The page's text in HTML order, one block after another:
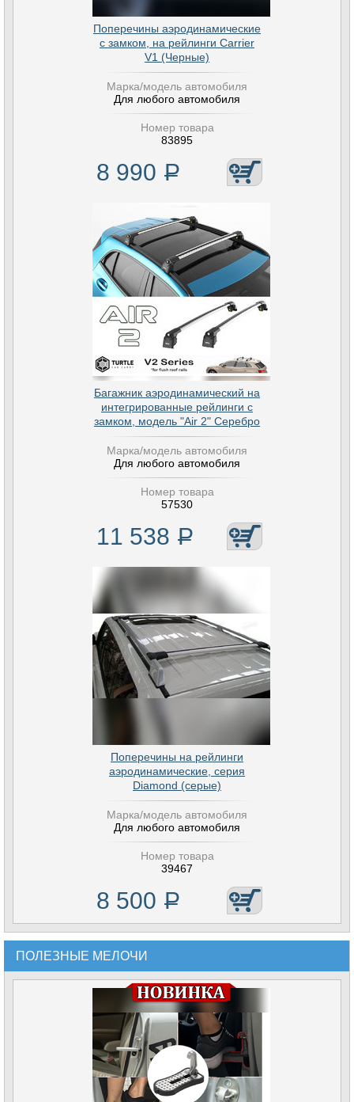
Поперечины аэродинамические
с замком, на рейлинги Carrier
V1 (Черные)
Марка/модель автомобиля
Для любого автомобиля
Номер товара
83895
8 990 Р
Багажник аэродинамический на
интегрированные рейлинги с
замком, модель "Air 2" Серебро
Марка/модель автомобиля
Для любого автомобиля
Номер товара
57530
11 538 Р
Поперечины на рейлинги
аэродинамические, серия
Diamond (серые)
Марка/модель автомобиля
Для любого автомобиля
Номер товара
39467
8 500 Р
ПОЛЕЗНЫЕ МЕЛОЧИ